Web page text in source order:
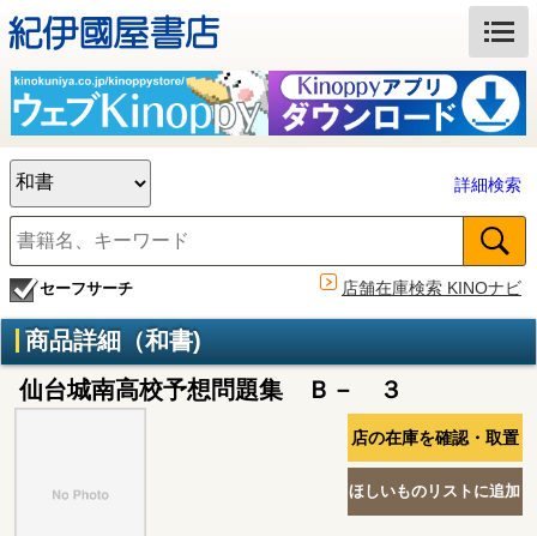
詳細検索
セーフサーチ 店舗在庫検索 KINOナビ
商品詳細（和書)
仙台城南高校予想問題集 Ｂ－ ３